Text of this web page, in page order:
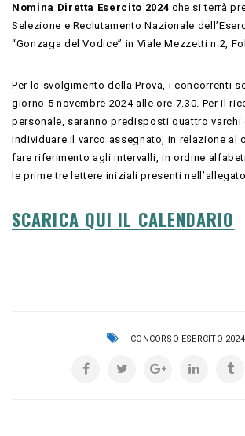
Nomina Diretta Esercito 2024 che si terrà
Selezione e Reclutamento Nazionale
“Gonzaga del Vodice” in Viale Mezzetti n.2,
Per lo svolgimento della Prova, i concorrenti
giorno 5 novembre 2024 alle ore 7.30. Per il
personale, saranno predisposti quattro
individuare il varco assegnato, in relazione al
fare riferimento agli intervalli, in ordine
le prime tre lettere iniziali presenti nell’allegato.
SCARICA QUI IL CALENDARIO
CONCORSO ESERCITO 2024